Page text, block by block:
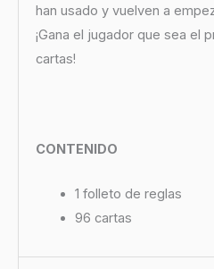
han usado y vuelven a
¡Gana el jugador que sea el
cartas!
CONTENIDO
1 folleto de reglas
96 cartas